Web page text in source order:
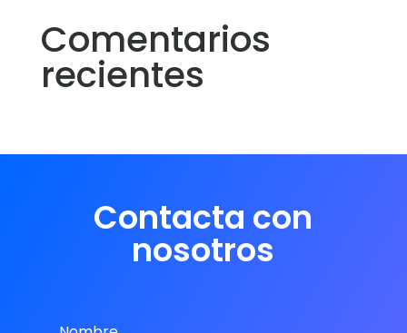
Comentarios
recientes
Contacta con
nosotros